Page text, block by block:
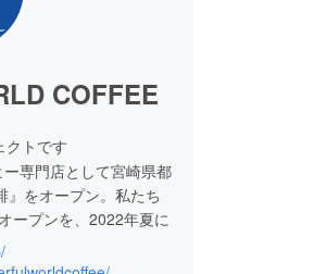
COFFEE
クトです
専門店として宮崎県都
』をオープン。私たち
ープンを、2022年夏に